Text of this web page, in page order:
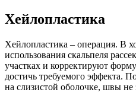
Хейлопластика
Хейлопластика – операция. В
использования скальпеля
участках и корректируют
достичь требуемого эффекта.
на слизистой оболочке, швы не